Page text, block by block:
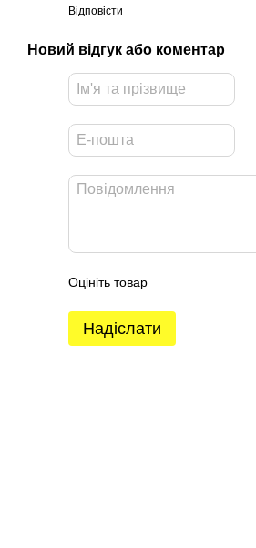
Відповісти
Новий відгук або коментар
Оцініть товар
Надіслати